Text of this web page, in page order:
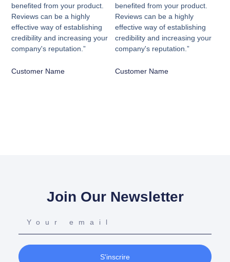
benefited from your product.
Reviews can be a highly
effective way of establishing
credibility and increasing your
company's reputation.”
Customer Name
benefited from your product.
Reviews can be a highly
effective way of establishing
credibility and increasing your
company's reputation.”
Customer Name
Join Our Newsletter
S'inscrire